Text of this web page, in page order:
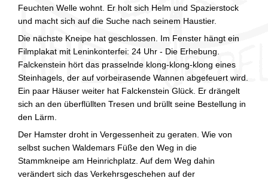
Feuchten Welle wohnt. Er holt sich Helm und Spazierstock
und macht sich auf die Suche nach seinem Haustier.
Die nächste Kneipe hat geschlossen. Im Fenster hängt ein
Filmplakat mit Leninkonterfei: 24 Uhr - Die Erhebung.
Falckenstein hört das prasselnde klong-klong-klong eines
Steinhagels, der auf vorbeirasende Wannen abgefeuert wird.
Ein paar Häuser weiter hat Falckenstein Glück. Er drängelt
sich an den überflüllten Tresen und brüllt seine Bestellung in
den Lärm.
Der Hamster droht in Vergessenheit zu geraten. Wie von
selbst suchen Waldemars Füße den Weg in die
Stammkneipe am Heinrichplatz. Auf dem Weg dahin
verändert sich das Verkehrsgeschehen auf der